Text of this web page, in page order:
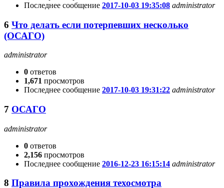
Последнее сообщение 2017-10-03 19:35:08 administrator
6 Что делать если потерпевших несколько
(ОСАГО)
administrator
0 ответов
1,671 просмотров
Последнее сообщение 2017-10-03 19:31:22 administrator
7 ОСАГО
administrator
0 ответов
2,156 просмотров
Последнее сообщение 2016-12-23 16:15:14 administrator
8 Правила прохождения техосмотра